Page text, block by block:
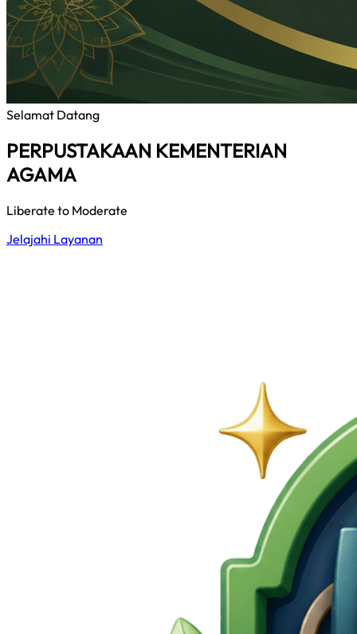
Selamat Datang
PERPUSTAKAAN KEMENTERIAN
AGAMA
Liberate to Moderate
Jelajahi Layanan